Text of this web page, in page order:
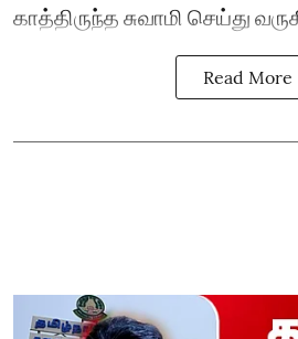
காத்திருந்த சுவாமி செய்து
Read More